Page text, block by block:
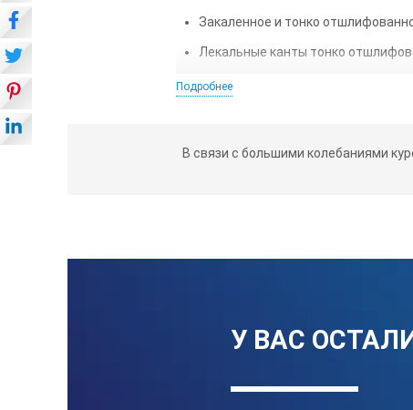
Закаленное и тонко
Лекальные канты тонко
Заводской сертификат (СС) по
Подробнее
В связи с большими колебаниями
У ВАС